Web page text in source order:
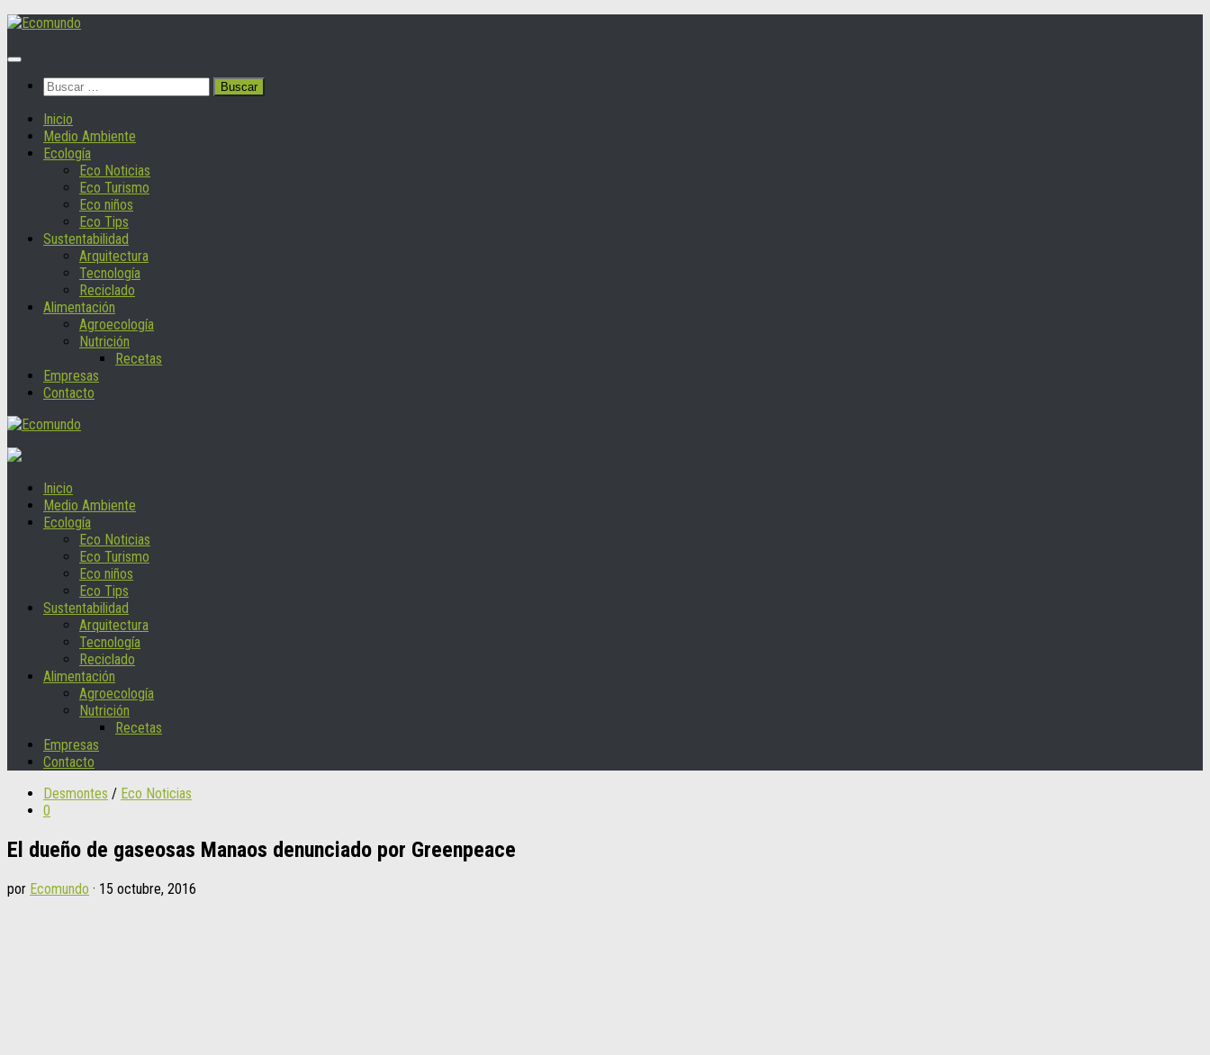
Saltar
contenido
Buscar:
Inicio
Medio Ambiente
Ecología
Eco Noticias
Eco Turismo
Eco niños
Eco Tips
Sustentabilidad
Arquitectura
Tecnología
Reciclado
Alimentación
Agroecología
Nutrición
Recetas
Empresas
Contacto
Inicio
Medio Ambiente
Ecología
Eco Noticias
Eco Turismo
Eco niños
Eco Tips
Sustentabilidad
Arquitectura
Tecnología
Reciclado
Alimentación
Agroecología
Nutrición
Recetas
Empresas
Contacto
Desmontes / Eco Noticias
0
El dueño de gaseosas Manaos denunciado por Greenpeace
por Ecomundo · 15 octubre, 2016